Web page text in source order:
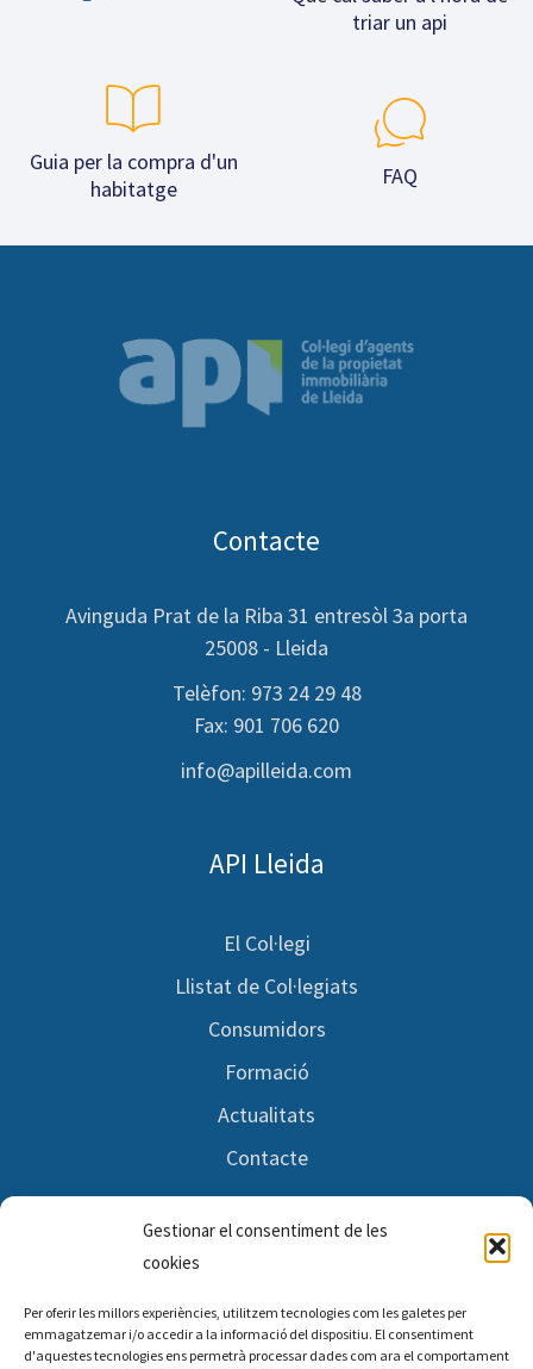
Gestionar el consentiment de les
cookies
Per oferir les millors experiències, utilitzem tecnologies com les galetes per
emmagatzemar i/o accedir a la informació del dispositiu. El consentiment
d'aquestes tecnologies ens permetrà processar dades com ara el comportament
triar un api
Guia per la compra d'un
habitatge
FAQ
Contacte
Avinguda Prat de la Riba 31 entresòl 3a porta
25008 - Lleida
Telèfon: 973 24 29 48
Fax: 901 706 620
info@apilleida.com
API Lleida
El Col·legi
Llistat de Col·legiats
Consumidors
Formació
Actualitats
Contacte
Segueix-nos
Facebook